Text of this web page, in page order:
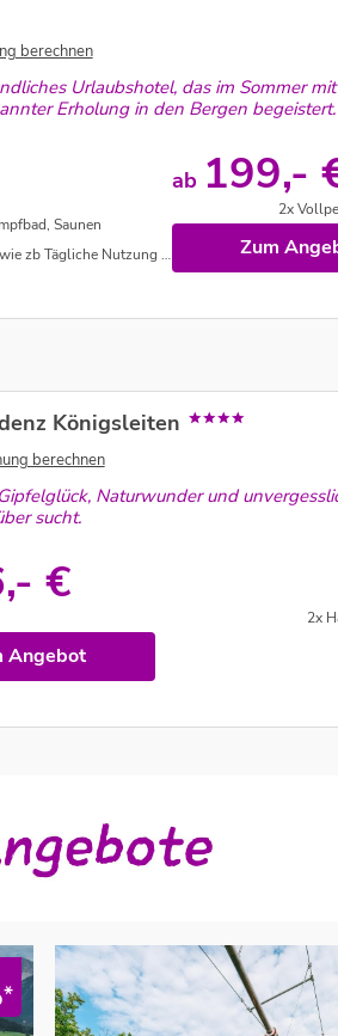
berechnen
Urlaubshotel, das im Sommer mit
Erholung in den Bergen begeistert.
Saunen
Eselpark, Wassererlebnispark, Eintritt in 2 Freibäder uvm.
ab 199,-
2x
Zum
Königsleiten
berechnen
Naturwunder und
sucht.
€
2x
Angebot
*